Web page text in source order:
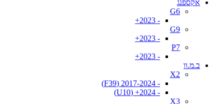
אקספנג
G6
- 2023+
G9
- 2023+
P7
- 2023+
ב.מ.וו
X2
- 2017-2024 (F39)
- 2024+ (U10)
X3